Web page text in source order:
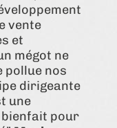
vente
et
mégot ne
pollue nos
dirigeante
une
pour